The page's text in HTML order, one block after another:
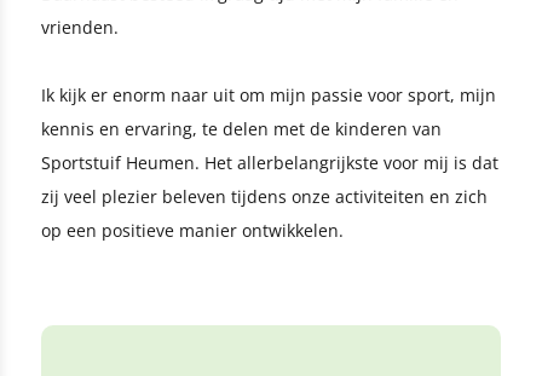
vrienden.
Ik kijk er enorm naar uit om mijn passie voor sport, mijn
kennis en ervaring, te delen met de kinderen van
Sportstuif Heumen. Het allerbelangrijkste voor mij is dat
zij veel plezier beleven tijdens onze activiteiten en zich
op een positieve manier ontwikkelen.